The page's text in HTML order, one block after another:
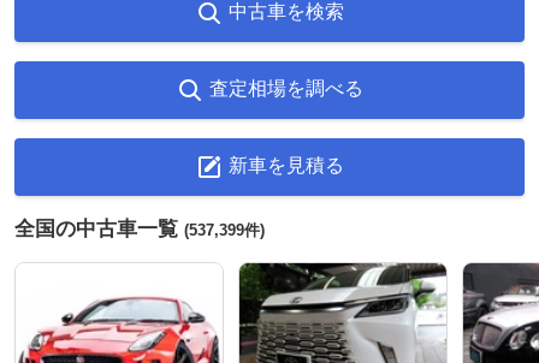
中古車を検索
査定相場を調べる
新車を見積る
全国の中古車一覧 (537,399件)